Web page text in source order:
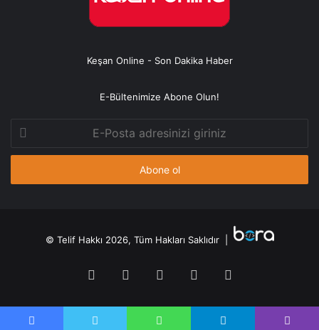
Keşan Online - Son Dakika Haber
E-Bültenimize Abone Olun!
Posta
adresinizi
© Telif Hakkı 2026, Tüm Hakları Saklıdır |
FacebookTwitter YouTubeInstagram